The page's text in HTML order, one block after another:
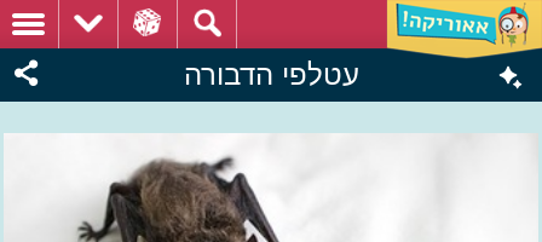
עטלפי הדבורה